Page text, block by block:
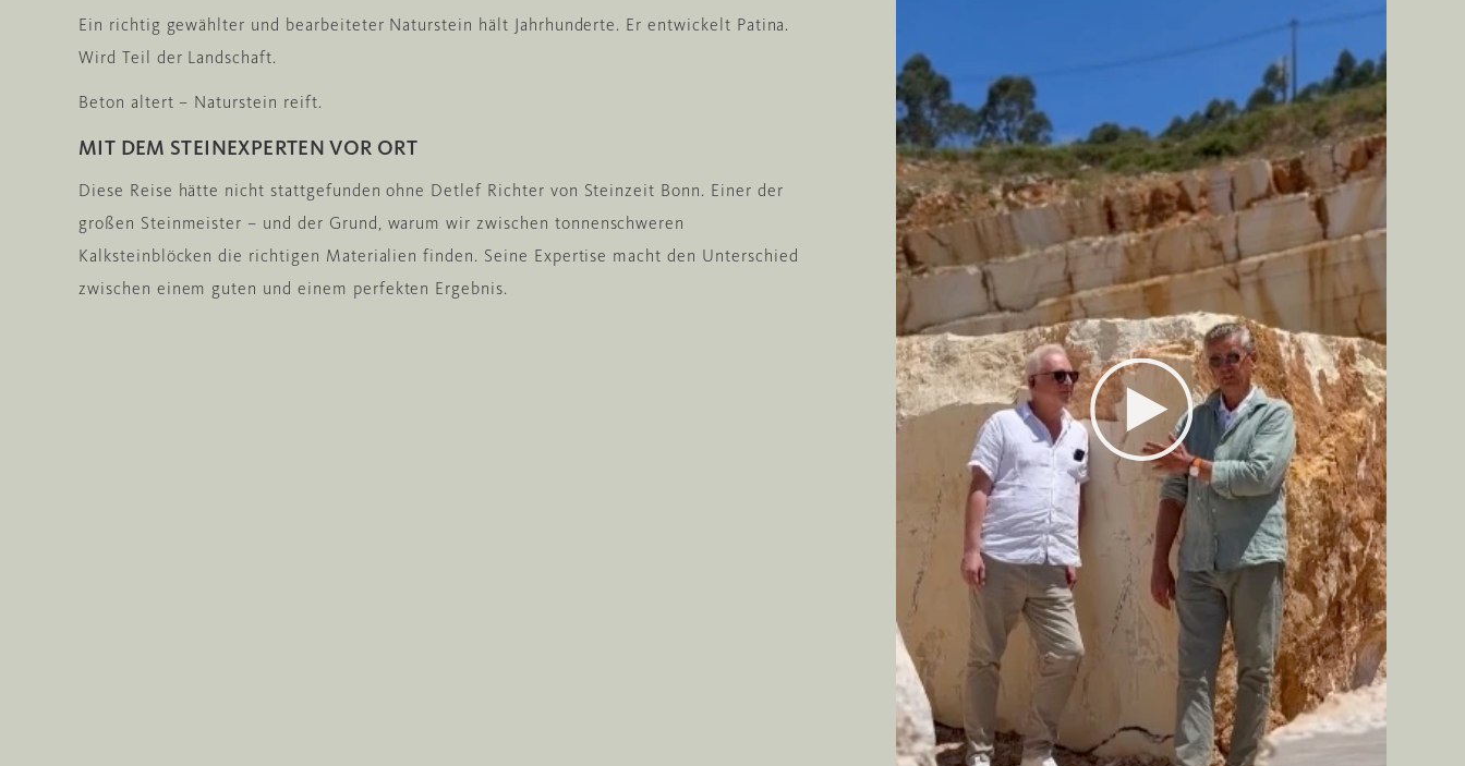
Ein richtig gewählter und bearbeiteter Naturstein hält Jahrhunderte. Er entwickelt Patina.
Wird Teil der Landschaft.
Beton altert – Naturstein reift.
MIT DEM STEINEXPERTEN VOR ORT
Diese Reise hätte nicht stattgefunden ohne Detlef Richter von Steinzeit Bonn. Einer der
großen Steinmeister – und der Grund, warum wir zwischen tonnenschweren
Kalksteinblöcken die richtigen Materialien finden. Seine Expertise macht den Unterschied
zwischen einem guten und einem perfekten Ergebnis.